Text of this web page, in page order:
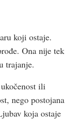
koji ostaje.
Ona nije tek
trajanje.
ili
nego postojana
koja ostaje